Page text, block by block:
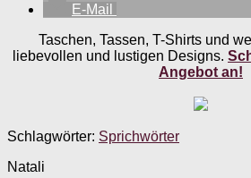
E-Mail
Taschen, Tassen, T-Shirts und
liebevollen und lustigen Designs.
Angebot an!
Schlagwörter: Sprichwörter
Natali